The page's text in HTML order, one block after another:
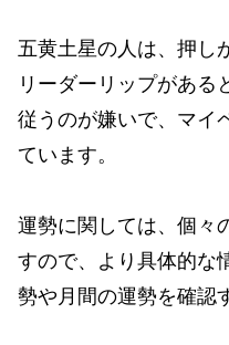
五黄土星の人は、押し
リーダーリップがある
従うのが嫌いで、マイ
ています。
運勢に関しては、個々
すので、より具体的な
勢や月間の運勢を確認